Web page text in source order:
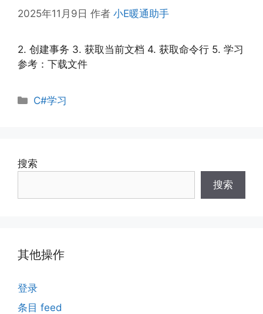
2025年11月9日 作者 小E暖通助手
2. 创建事务 3. 获取当前文档 4. 获取命令行 5. 学习
参考：下载文件
分
C#学习
搜索
搜索
其他操作
登录
条目 feed